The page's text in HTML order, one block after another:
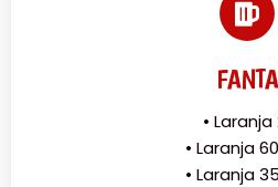
FANTA
• Laranja
• Laranja
• Laranja